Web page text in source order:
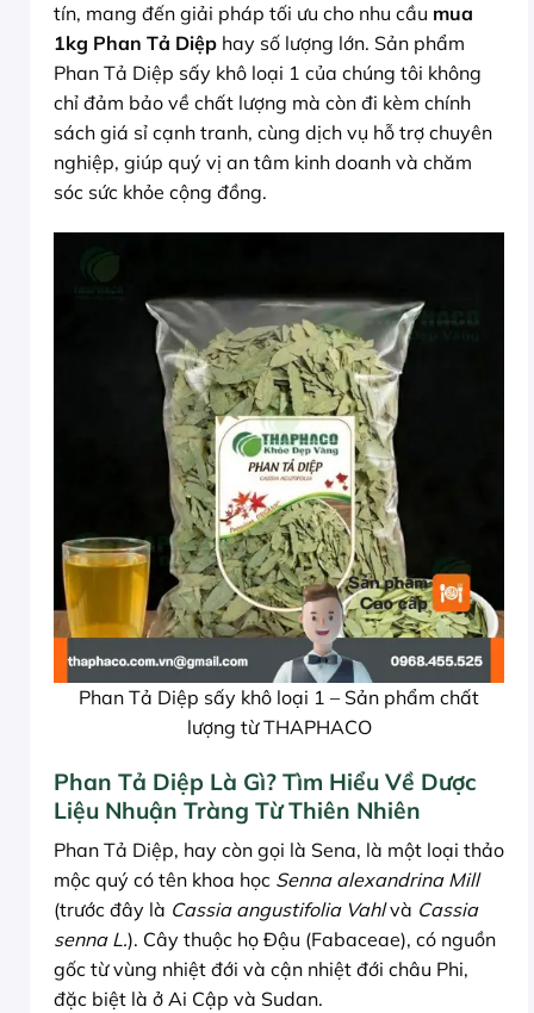
tín, mang đến giải pháp tối ưu cho nhu cầu mua
1kg Phan Tả Diệp hay số lượng lớn. Sản phẩm
Phan Tả Diệp sấy khô loại 1 của chúng tôi không
chỉ đảm bảo về chất lượng mà còn đi kèm chính
sách giá sỉ cạnh tranh, cùng dịch vụ hỗ trợ chuyên
nghiệp, giúp quý vị an tâm kinh doanh và chăm
sóc sức khỏe cộng đồng.
Phan Tả Diệp sấy khô loại 1 – Sản phẩm chất
lượng từ THAPHACO
Phan Tả Diệp Là Gì? Tìm Hiểu Về Dược
Liệu Nhuận Tràng Từ Thiên Nhiên
Phan Tả Diệp, hay còn gọi là Sena, là một loại thảo
mộc quý có tên khoa học Senna alexandrina Mill
(trước đây là Cassia angustifolia Vahlvà Cassia
senna L.). Cây thuộc họ Đậu (Fabaceae), có nguồn
gốc từ vùng nhiệt đới và cận nhiệt đới châu Phi,
đặc biệt là ở Ai Cập và Sudan.